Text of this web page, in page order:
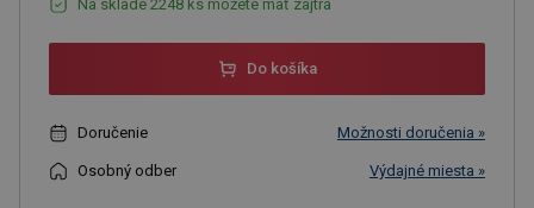
Na sklade 2248 ks môžete mať zajtra
Do košíka
Doručenie Možnosti doručenia »
Osobný odber Výdajné miesta »